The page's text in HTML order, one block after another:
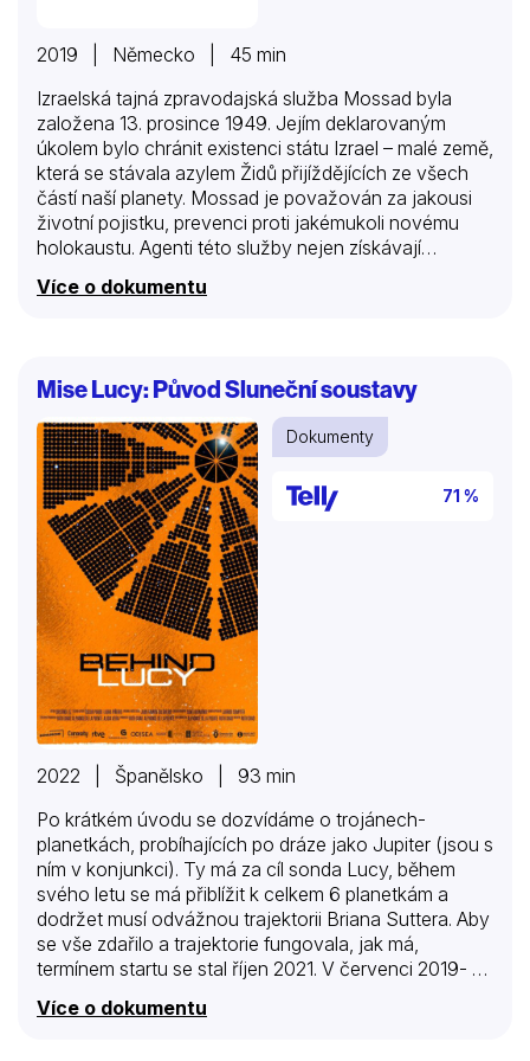
2019 | Německo | 45 min
Izraelská tajná zpravodajská služba Mossad byla
založena 13. prosince 1949. Jejím deklarovaným
úkolem bylo chránit existenci státu Izrael – malé země,
která se stávala azylem Židů přijíždějících ze všech
částí naší planety. Mossad je považován za jakousi
životní pojistku, prevenci proti jakémukoli novému
holokaustu. Agenti této služby nejen získávají
ohrožující Izrael několikrát donutila Mossad k
tolikrát jako Mossad. Izraelská vláda nic nepotvrzuje,
ani nedementuje. Řada legend, díky kterým tato tajná
služba dost neblaze proslula, se šíří proto, aby
vyvolaly strach, a to zejména v muslimském světě;
Izrael si chce nepřátele…
Více o dokumentu
Mise Lucy: Původ Sluneční soustavy
Dokumenty
71 %
2022 | Španělsko | 93 min
Po krátkém úvodu se dozvídáme o trojánech-
planetkách, probíhajících po dráze jako Jupiter (jsou s
ním v konjunkci). Ty má za cíl sonda Lucy, během
svého letu se má přiblížit k celkem 6 planetkám a
dodržet musí odvážnou trajektorii Briana Suttera. Aby
se vše zdařilo a trajektorie fungovala, jak má,
termínem startu se stal říjen 2021. V červenci 2019- 2
plán, museli tedy vytvořit sondu s velkými solárními
Více o dokumentu